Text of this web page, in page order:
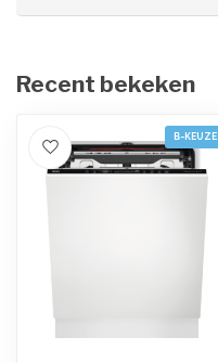
Recent bekeken
B-KEUZE